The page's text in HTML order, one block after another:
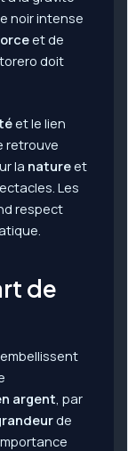
noir intense
et de
doit
et le lien
retrouve
la natureet
Les
respect
de
argent , par
de